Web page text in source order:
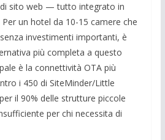
sito web — tutto integrato in
un hotel da 10-15 camere che
investimenti importanti, è
più completa a questo
è la connettività OTA più
i 450 di SiteMinder/Little
il 90% delle strutture piccole
per chi necessita di